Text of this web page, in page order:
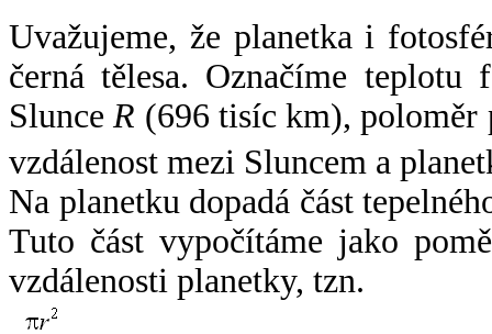
Uvažujeme, že planetka i
černá tělesa. Označíme
SlunceR (696 tisíc km),
vzdálenost mezi Sluncem a
Na planetku dopadá část
Tuto část vypočítáme jako
vzdálenosti planetky, tzn.